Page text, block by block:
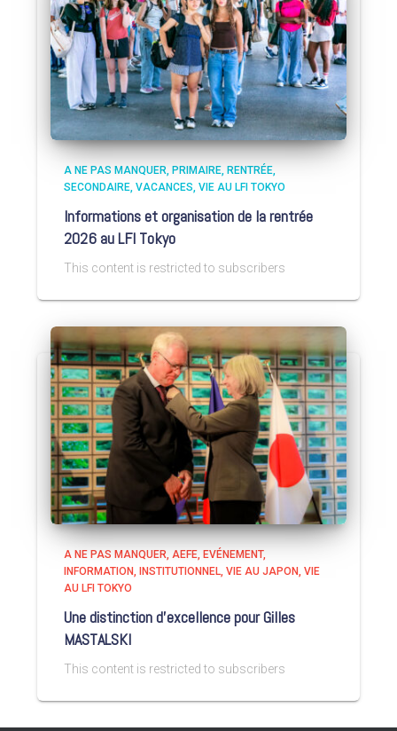
A NE PAS MANQUER PRIMAIRE RENTRÉE
SECONDAIRE VACANCES VIE AU LFI TOKYO
Informations et organisation de la rentrée
2026 au LFI Tokyo
This content is restricted to subscribers
A NE PAS MANQUER AEFE EVÉNEMENT
INFORMATION
INSTITUTIONNEL VIE AU JAPON VIE
AU LFI TOKYO
Une distinction d’excellence pour Gilles
MASTALSKI
This content is restricted to subscribers